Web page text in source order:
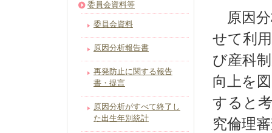
原因分
せて利
び産科
向上を
すると
究倫理
委員会資料等
委員会資料
原因分析報告書
再発防止に関する報告
書・提言
原因分析がすべて終了し
た出生年別統計